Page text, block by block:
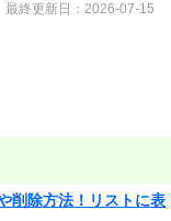
最終更新日：2026-07-15
削除方法！リストに表